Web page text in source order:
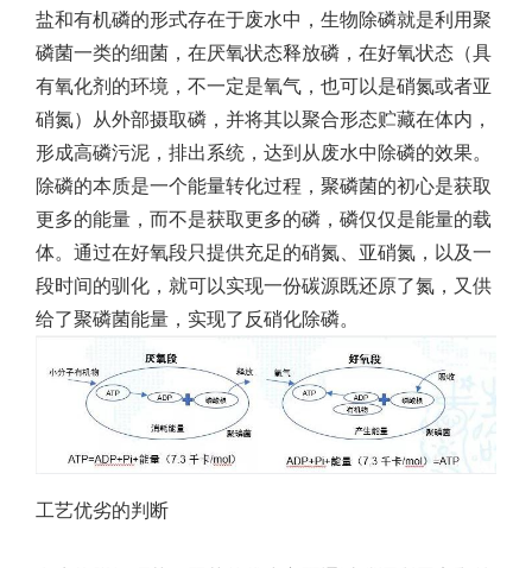
盐和有机磷的形式存在于废水中，生物除磷就是利用聚
磷菌一类的细菌，在厌氧状态释放磷，在好氧状态（具
有氧化剂的环境，不一定是氧气，也可以是硝氮或者亚
硝氮）从外部摄取磷，并将其以聚合形态贮藏在体内，
形成高磷污泥，排出系统，达到从废水中除磷的效果。
除磷的本质是一个能量转化过程，聚磷菌的初心是获取
更多的能量，而不是获取更多的磷，磷仅仅是能量的载
体。通过在好氧段只提供充足的硝氮、亚硝氮，以及一
段时间的驯化，就可以实现一份碳源既还原了氮，又供
给了聚磷菌能量，实现了反硝化除磷。
工艺优劣的判断